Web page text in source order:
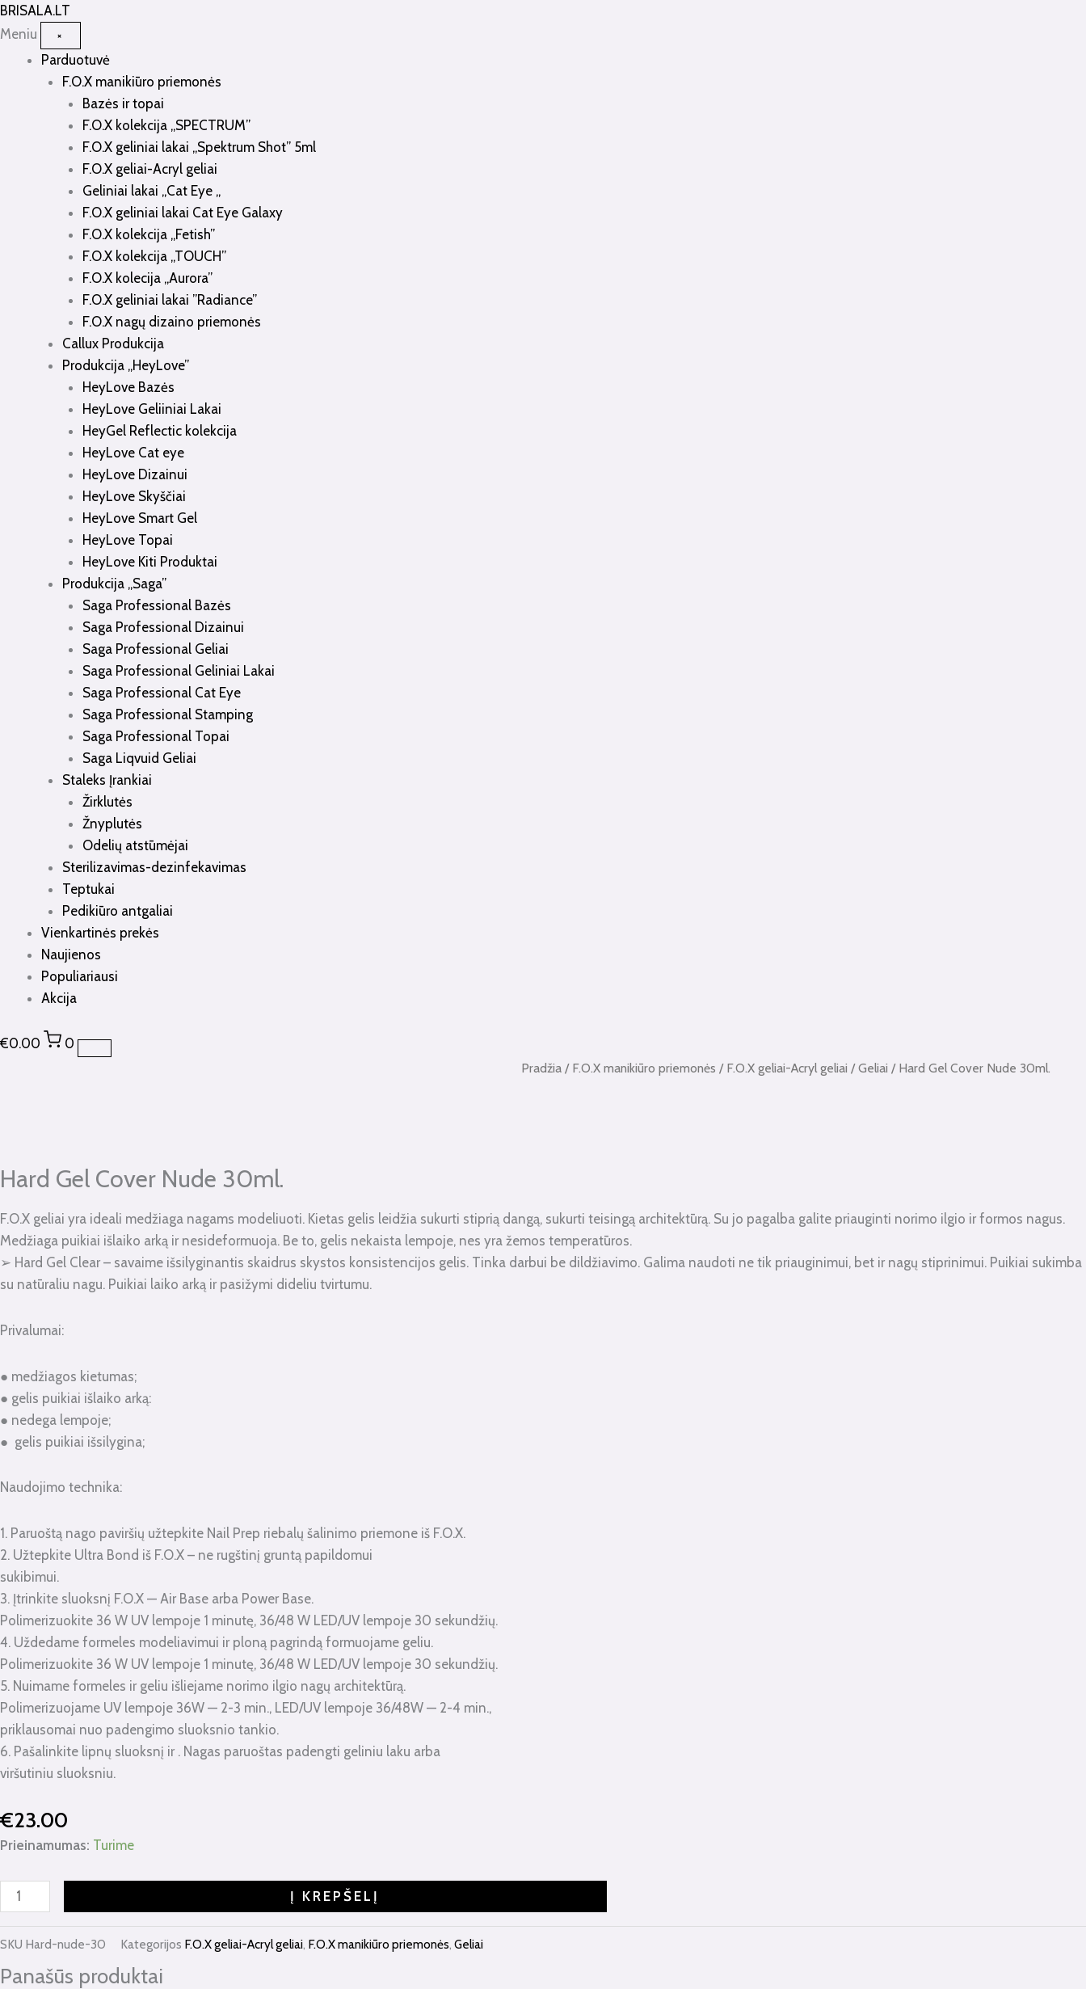
BRISALA.LT
Meniu
×
Parduotuvė
F.O.X manikiūro priemonės
Bazės ir topai
F.O.X kolekcija „SPECTRUM”
F.O.X geliniai lakai „Spektrum Shot” 5ml
F.O.X geliai-Acryl geliai
Geliniai lakai „Cat Eye „
F.O.X geliniai lakai Cat Eye Galaxy
F.O.X kolekcija „Fetish”
F.O.X kolekcija „TOUCH”
F.O.X kolecija „Aurora”
F.O.X geliniai lakai ”Radiance”
F.O.X nagų dizaino priemonės
Callux Produkcija
Produkcija „HeyLove”
HeyLove Bazės
HeyLove Geliiniai Lakai
HeyGel Reflectic kolekcija
HeyLove Cat eye
HeyLove Dizainui
HeyLove Skyščiai
HeyLove Smart Gel
HeyLove Topai
HeyLove Kiti Produktai
Produkcija „Saga”
Saga Professional Bazės
Saga Professional Dizainui
Saga Professional Geliai
Saga Professional Geliniai Lakai
Saga Professional Cat Eye
Saga Professional Stamping
Saga Professional Topai
Saga Liqvuid Geliai
Staleks Įrankiai
Žirklutės
Žnyplutės
Odelių atstūmėjai
Sterilizavimas-dezinfekavimas
Teptukai
Pedikiūro antgaliai
Vienkartinės prekės
Naujienos
Populiariausi
Akcija
€0.00 0
Pereiti
prie
Pradžia / F.O.X manikiūro priemonės / F.O.X geliai-Acryl geliai /Geliai / Hard Gel Cover Nude 30ml.
Hard Gel Cover Nude 30ml.
F.O.X geliai yra ideali medžiaga nagams modeliuoti. Kietas gelis leidžia sukurti stiprią dangą, sukurti teisingą architektūrą. Su jo pagalba galite priauginti norimo ilgio ir formos nagus.
Medžiaga puikiai išlaiko arką ir nesideformuoja. Be to, gelis nekaista lempoje, nes yra žemos temperatūros.
➢ Hard Gel Clear – savaime išsilyginantis skaidrus skystos konsistencijos gelis. Tinka darbui be dildžiavimo. Galima naudoti ne tik priauginimui, bet ir nagų stiprinimui. Puikiai sukimba
su natūraliu nagu. Puikiai laiko arką ir pasižymi dideliu tvirtumu.
Privalumai:
● medžiagos kietumas;
● gelis puikiai išlaiko arką:
● nedega lempoje;
● gelis puikiai išsilygina;
Naudojimo technika:
1. Paruoštą nago paviršių užtepkite Nail Prep riebalų šalinimo priemone iš F.O.X.
2. Užtepkite Ultra Bond iš F.O.X – ne rugštinį gruntą papildomui
sukibimui.
3. Įtrinkite sluoksnį F.O.X — Air Base arba Power Base.
Polimerizuokite 36 W UV lempoje 1 minutę, 36/48 W LED/UV lempoje 30 sekundžių.
4. Uždedame formeles modeliavimui ir ploną pagrindą formuojame geliu.
Polimerizuokite 36 W UV lempoje 1 minutę, 36/48 W LED/UV lempoje 30 sekundžių.
5. Nuimame formeles ir geliu išliejame norimo ilgio nagų architektūrą.
Polimerizuojame UV lempoje 36W — 2-3 min., LED/UV lempoje 36/48W — 2-4 min.,
priklausomai nuo padengimo sluoksnio tankio.
6. Pašalinkite lipnų sluoksnį ir . Nagas paruoštas padengti geliniu laku arba
viršutiniu sluoksniu.
€23.00
Prieinamumas: Turime
Nude
Į KREPŠELĮ
SKU Hard-nude-30 Kategorijos F.O.X geliai-Acryl geliai, F.O.X manikiūro priemonės, Geliai
Panašūs produktai